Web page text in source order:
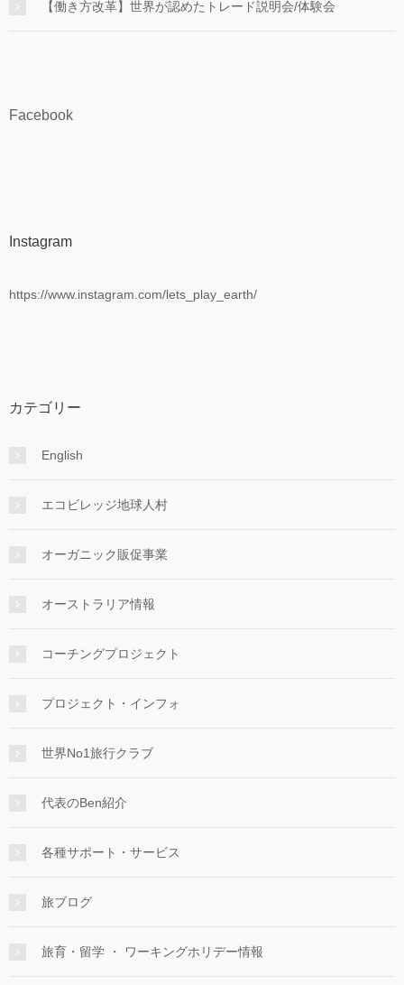
【働き方改革】世界が認めたトレード説明会/体験会
Facebook
Instagram
https://www.instagram.com/lets_play_earth/
カテゴリー
English
エコビレッジ地球人村
オーガニック販促事業
オーストラリア情報
コーチングプロジェクト
プロジェクト・インフォ
世界No1旅行クラブ
代表のBen紹介
各種サポート・サービス
旅ブログ
旅育・留学 ・ ワーキングホリデー情報